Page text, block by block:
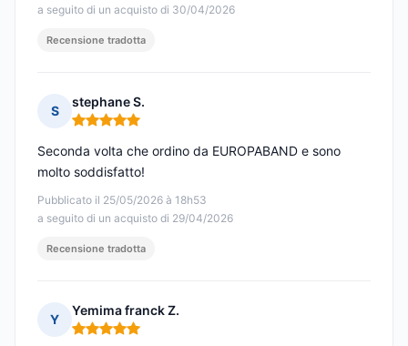
a seguito di un acquisto di 30/04/2026
Recensione tradotta
S
stephane S.
Nota: 5 su 5
Pubblicato il 25/05/2026 à 18h53
a seguito di un acquisto di 29/04/2026
Seconda volta che ordino da EUROPABAND e sono
molto soddisfatto!
Recensione tradotta
Y
Yemima franck Z.
Nota: 5 su 5